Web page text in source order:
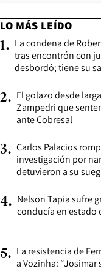
LO MÁS LEÍDO
1. La condena de
tras encontrón con
desbordó; tiene su
2. El golazo desde
Zampedri que
ante Cobresal
3. Carlos Palacios
investigación por
detuvieron a su
4. Nelson Tapia sufre
conducía en estado
5. La resistencia de
a Vozinha: